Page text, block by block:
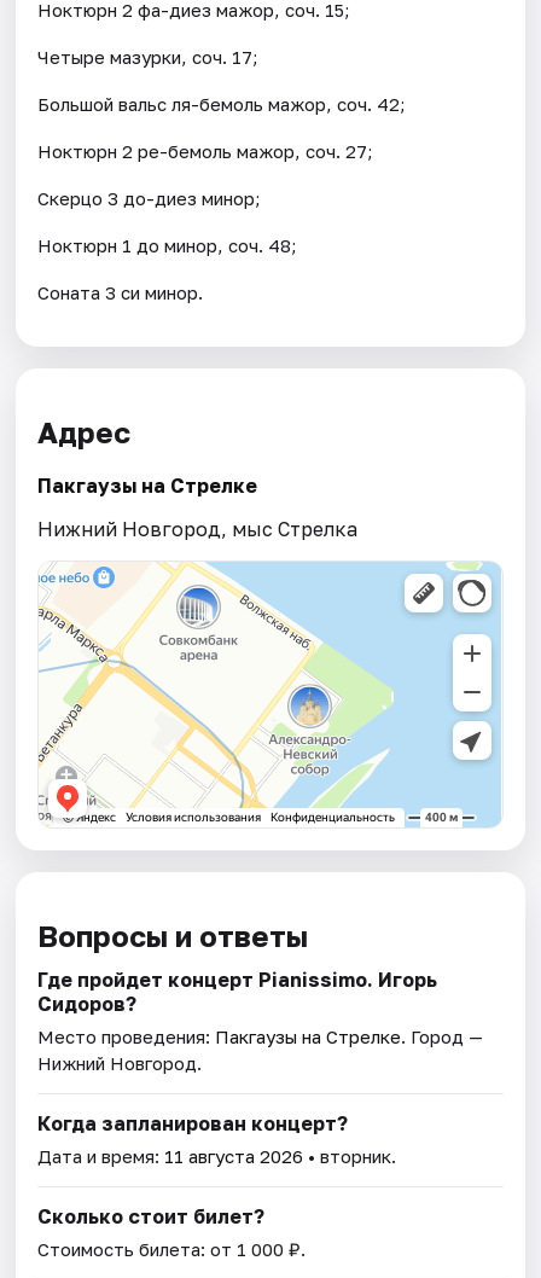
Ноктюрн 2 фа-диез мажор, соч. 15;
Четыре мазурки, соч. 17;
Большой вальс ля-бемоль мажор, соч. 42;
Ноктюрн 2 ре-бемоль мажор, соч. 27;
Скерцо 3 до-диез минор;
Ноктюрн 1 до минор, соч. 48;
Соната 3 си минор.
Адрес
Пакгаузы на Стрелке
Нижний Новгород, мыс Стрелка
Вопросы и ответы
Где пройдет концерт Pianissimo. Игорь
Сидоров?
Место проведения: Пакгаузы на Стрелке. Город —
Нижний Новгород.
Когда запланирован концерт?
Дата и время: 11 августа 2026 • вторник.
Сколько стоит билет?
Стоимость билета: от 1 000 ₽.